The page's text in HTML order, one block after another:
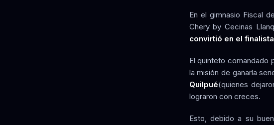
En el gimnasio Fiscal
Chery by Cecinas
convirtió en el
El quinteto comandado
la misión de ganarla
Quilpué(quienes
lograron con creces.
Esto, debido a su